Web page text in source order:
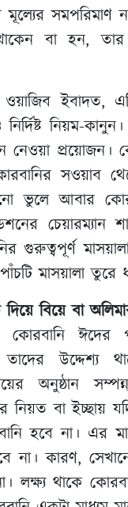
সমপরিমাণ
বা হন,
ওয়াজিব ইবাদত,
নিয়ম-
নেওয়া প্রয়োজন।
সওয়াব
ভুলে আবার
চেয়ারম্যান
গুরুত্বপূর্ণ
মাসয়ালা
বিয়ে বা
কোরবানি ঈদের
উদ্দেশ্য
অনুষ্ঠান
নিয়ত বা ইচ্ছায়
হবে না। এর
না। কারণ,
লক্ষ্য থাকে